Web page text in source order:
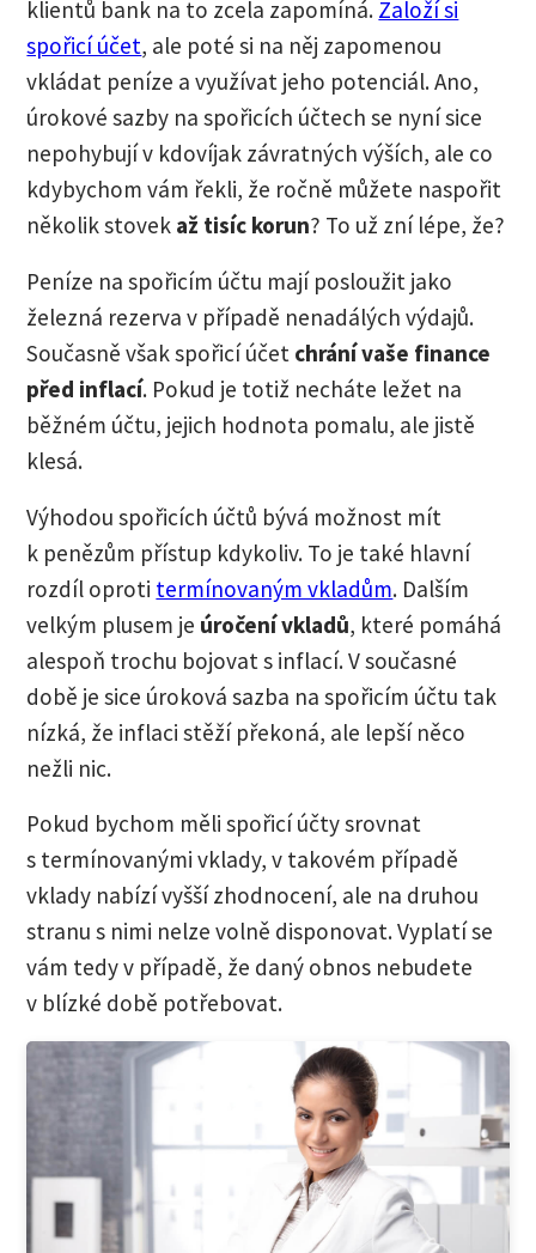
klientů bank na to zcela zapomíná. Založí si
spořicí účet, ale poté si na něj zapomenou
vkládat peníze a využívat jeho potenciál. Ano,
úrokové sazby na spořicích účtech se nyní sice
nepohybují v kdovíjak závratných výších, ale co
kdybychom vám řekli, že ročně můžete naspořit
několik stovek až tisíc korun? To už zní lépe, že?
Peníze na spořicím účtu mají posloužit jako
železná rezerva v případě nenadálých výdajů.
Současně však spořicí účet chrání vaše finance
před inflací. Pokud je totiž necháte ležet na
běžném účtu, jejich hodnota pomalu, ale jistě
klesá.
Výhodou spořicích účtů bývá možnost mít
k penězům přístup kdykoliv. To je také hlavní
rozdíl oproti termínovaným vkladům. Dalším
velkým plusem je úročení vkladů, které pomáhá
alespoň trochu bojovat s inflací. V současné
době je sice úroková sazba na spořicím účtu tak
nízká, že inflaci stěží překoná, ale lepší něco
nežli nic.
Pokud bychom měli spořicí účty srovnat
s termínovanými vklady, v takovém případě
vklady nabízí vyšší zhodnocení, ale na druhou
stranu s nimi nelze volně disponovat. Vyplatí se
vám tedy v případě, že daný obnos nebudete
v blízké době potřebovat.